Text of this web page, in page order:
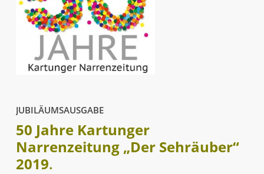
JUBILÄUMSAUSGABE
50 Jahre Kartunger
Narrenzeitung „Der Sehräuber“
2019.